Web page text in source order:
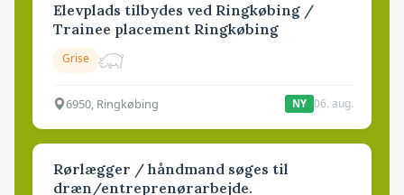
Elevplads tilbydes ved Ringkøbing /
Trainee placement Ringkøbing
Grise
6950, Ringkøbing NY 06. aug.
Rørlægger / håndmand søges til
dræn/entreprenørarbejde.